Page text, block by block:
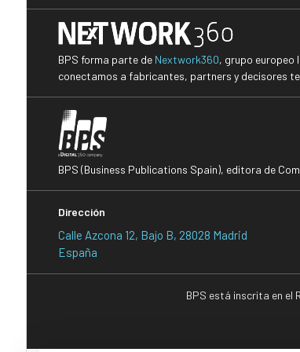
BPS forma parte de Nextwork360, grupo europeo
conectamos a fabricantes, partners y decisores
BPS (Business Publications Spain), editora de
Dirección
Calle Azcona 12, Bajo B, 28028 Madrid
España
BPS está inscrita en el